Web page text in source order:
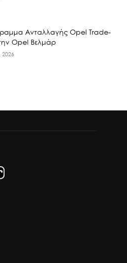
Ανταλλαγής Opel Trade-
Opel Βελμάρ
2026